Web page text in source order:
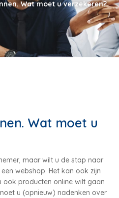
Wat moet u verzekeren?
Wat moet u
maar wilt u de stap naar
webshop. Het kan ook zijn
ook producten online wilt gaan
u (opnieuw) nadenken over